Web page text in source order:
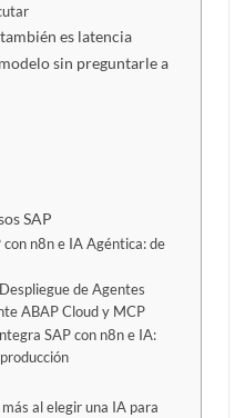
es latencia
sin preguntarle a
SAP
n8n e IA Agéntica: de
de Agentes
ABAP Cloud y MCP
SAP con n8n e IA:
al elegir una IA para